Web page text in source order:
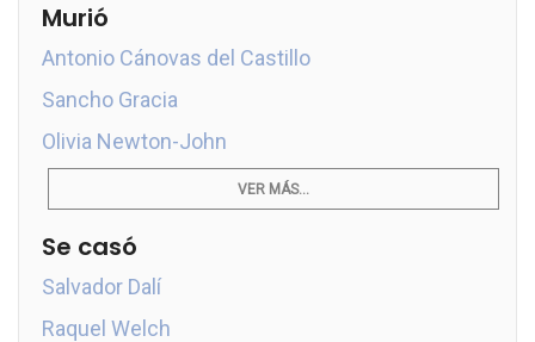
Murió
Antonio Cánovas del Castillo
Sancho Gracia
Olivia Newton-John
VER MÁS...
Se casó
Salvador Dalí
Raquel Welch